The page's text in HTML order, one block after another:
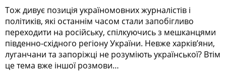
Тож дивує позиція україномовних журналістів і
політиків, які останнім часом стали запобігливо
переходити на російську, спілкуючись з мешканцями
південно-східного регіону України. Невже харків’яни,
луганчани та запоріжці не розуміють української? Втім
це тема вже іншої розмови…